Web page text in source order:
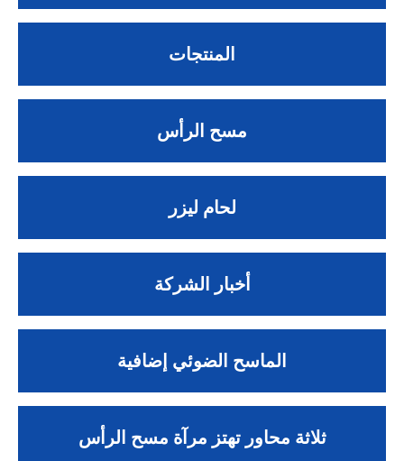
المنتجات
مسح الرأس
لحام ليزر
أخبار الشركة
الماسح الضوئي إضافية
ثلاثة محاور تهتز مرآة مسح الرأس